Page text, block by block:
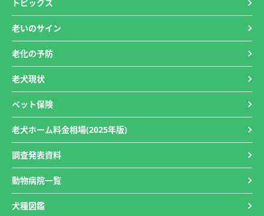
トピックス
老いのサイン
老化の予防
老犬現状
ペット保険
老犬ホーム料金相場(2025年版)
調査発表資料
動物病院一覧
犬種図鑑